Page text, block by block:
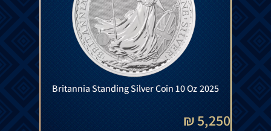
Britannia Standing Silver Coin 10 Oz 2025
5,250 ₪